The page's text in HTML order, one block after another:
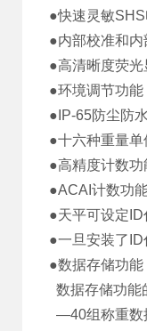
●快速灵敏
●内部校准和
●高清晰度荧
●环境调节功能
●IP-65防尘防
●十六种重量单
●高精度计数
●ACAI计数功
●天平可设定
●一旦安装了
●数据存储功能
数据存储功能
—40组称重数